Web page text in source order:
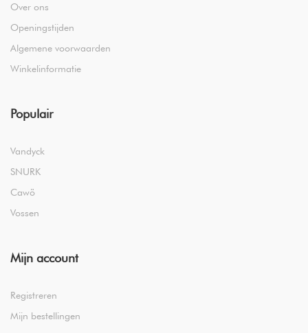
Over ons
Openingstijden
Algemene voorwaarden
Winkelinformatie
Populair
Vandyck
SNURK
Cawö
Vossen
Mijn account
Registreren
Mijn bestellingen